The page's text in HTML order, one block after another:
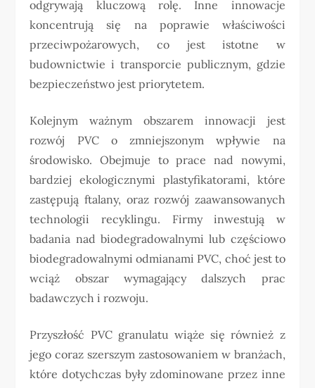
odgrywają kluczową rolę. Inne innowacje
koncentrują się na poprawie właściwości
przeciwpożarowych, co jest istotne w
budownictwie i transporcie publicznym, gdzie
bezpieczeństwo jest priorytetem.
Kolejnym ważnym obszarem innowacji jest
rozwój PVC o zmniejszonym wpływie na
środowisko. Obejmuje to prace nad nowymi,
bardziej ekologicznymi plastyfikatorami, które
zastępują ftalany, oraz rozwój zaawansowanych
technologii recyklingu. Firmy inwestują w
badania nad biodegradowalnymi lub częściowo
biodegradowalnymi odmianami PVC, choć jest to
wciąż obszar wymagający dalszych prac
badawczych i rozwoju.
Przyszłość PVC granulatu wiąże się również z
jego coraz szerszym zastosowaniem w branżach,
które dotychczas były zdominowane przez inne